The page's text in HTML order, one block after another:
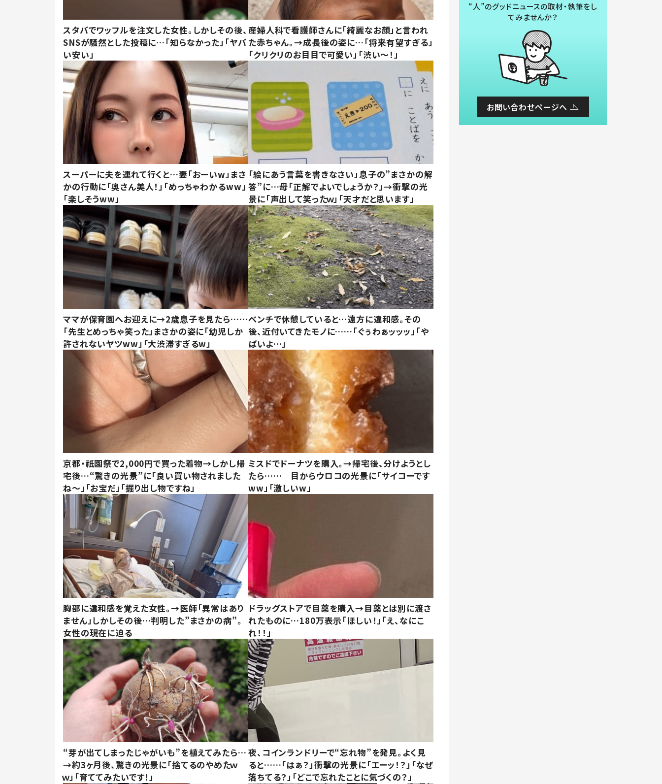
スタバでワッフルを注文した女性。しかしその後、
SNSが騒然とした投稿に…「知らなかった」「ヤバ
い安い」
産婦人科で看護師さんに「綺麗なお顔」と言われ
た赤ちゃん。→成長後の姿に…「将来有望すぎる」
「クリクリのお目目で可愛い」「渋い～！」
スーパーに夫を連れて行くと…妻「おーいw」まさ
かの行動に「奥さん美人！」「めっちゃわかるww」
「楽しそうww」
「絵にあう言葉を書きなさい」息子の”まさかの解
答”に…母「正解でよいでしょうか？」→衝撃の光
景に「声出して笑ったｗ」「天才だと思います」
ママが保育園へお迎えに→2歳息子を見たら……
「先生とめっちゃ笑った」まさかの姿に「幼児しか
許されないヤツww」「大渋滞すぎるw」
ベンチで休憩していると…遠方に違和感。その
後、近付いてきたモノに……「ぐぅわぁッッッ」「や
ばいよ…」
京都・祇園祭で2,000円で買った着物→しかし帰
宅後…“驚きの光景”に「良い買い物されました
ね～」「お宝だ」「掘り出し物ですね」
ミスドでドーナツを購入。→帰宅後、分けようとし
たら…… 目からウロコの光景に「サイコーです
ww」「激しいw」
胸部に違和感を覚えた女性。→医師「異常はあり
ません」しかしその後…判明した”まさかの病”。
女性の現在に迫る
ドラッグストアで目薬を購入→目薬とは別に渡さ
れたものに…180万表示「ほしい！」「え、なにこ
れ！！」
“芽が出てしまったじゃがいも”を植えてみたら…
→約3ヶ月後、驚きの光景に「捨てるのやめたｗ
ｗ」「育ててみたいです！」
夜、コインランドリーで“忘れ物”を発見。よく見
ると……「はぁ？」衝撃の光景に「エーッ！？」「なぜ
落ちてる？」「どこで忘れたことに気づくの？」
“人”のグッドニュースの取材・執筆をし
てみませんか？
お問い合わせページへ